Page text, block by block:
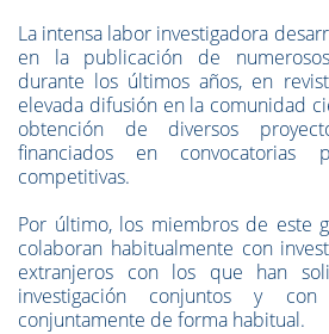
La intensa labor investigadora
en la publicación de
durante los últimos años, en
elevada difusión en la comunidad
obtención de diversos
financiados en convocatorias
competitivas.
Por último, los miembros de este
colaboran habitualmente con
extranjeros con los que han
investigación conjuntos y
conjuntamente de forma habitual.